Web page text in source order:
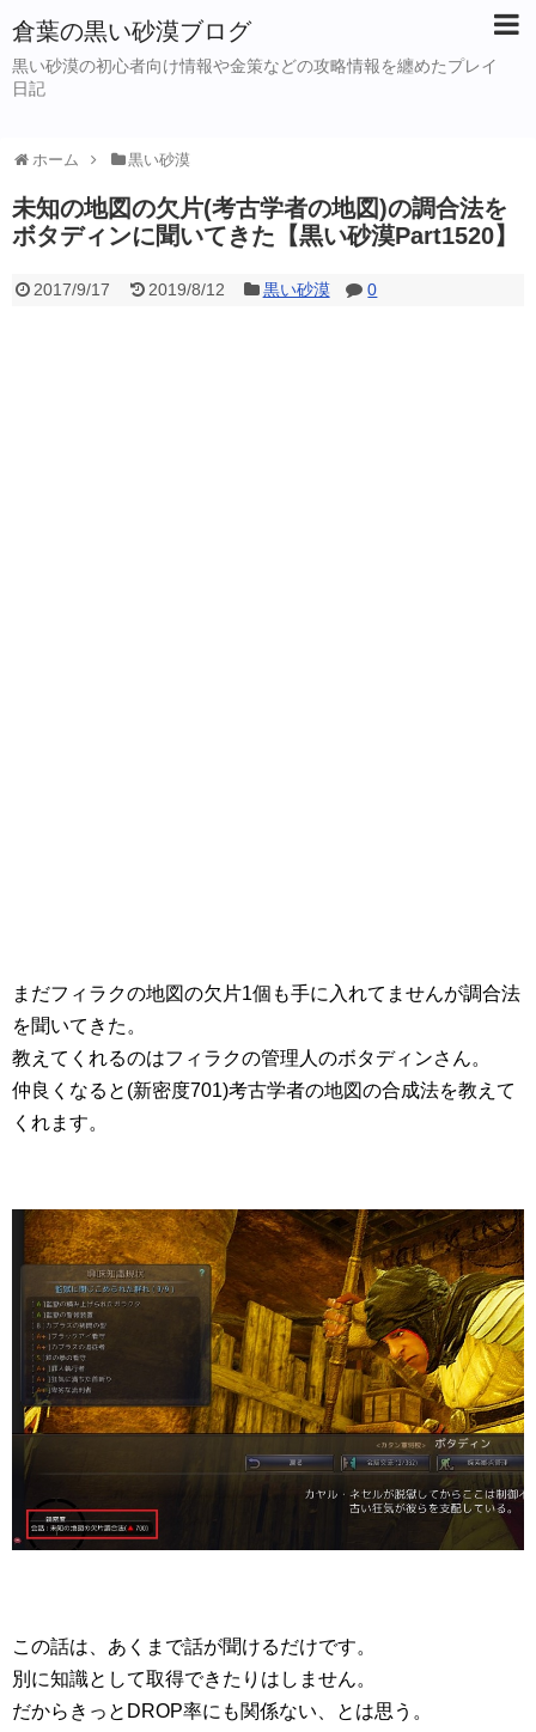
倉葉の黒い砂漠ブログ
黒い砂漠の初心者向け情報や金策などの攻略情報を纏めたプレイ
日記
ホーム 黒い砂漠
未知の地図の欠片(考古学者の地図)の調合法を
ボタディンに聞いてきた【黒い砂漠Part1520】
2017/9/17 2019/8/12 黒い砂漠 0
まだフィラクの地図の欠片1個も手に入れてませんが調合法
を聞いてきた。
教えてくれるのはフィラクの管理人のボタディンさん。
仲良くなると(新密度701)考古学者の地図の合成法を教えて
くれます。
この話は、あくまで話が聞けるだけです。
別に知識として取得できたりはしません。
だからきっとDROP率にも関係ない、とは思う。